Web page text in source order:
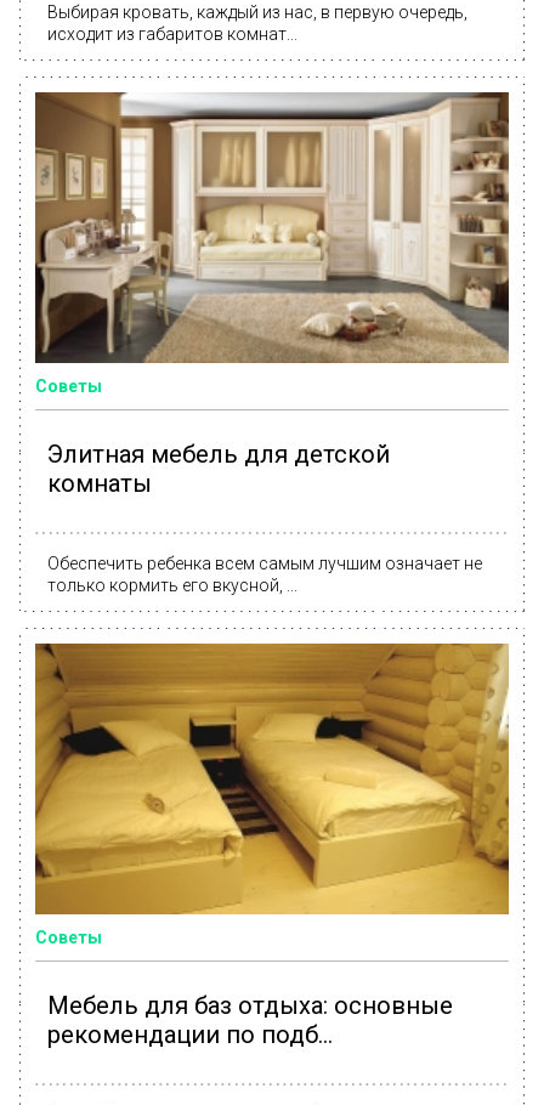
Выбирая кровать, каждый из нас, в первую очередь,
исходит из габаритов комнат...
Советы
Элитная мебель для детской
комнаты
Обеспечить ребенка всем самым лучшим означает не
только кормить его вкусной, ...
Советы
Мебель для баз отдыха: основные
рекомендации по подб...